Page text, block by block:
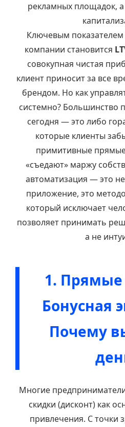
рекламных площадок,
Ключевым
компании становится
совокупная чистая
клиент приносит за все
брендом. Но как
системно? Большинство
сегодня — это либо
которые клиенты
примитивные
«съедают» маржу
автоматизация — это
приложение, это
который исключает
позволяет принимать
а не
1. Прямые
Бонусная
Почему
Многие
скидки (дисконт) как
привлечения. С точки